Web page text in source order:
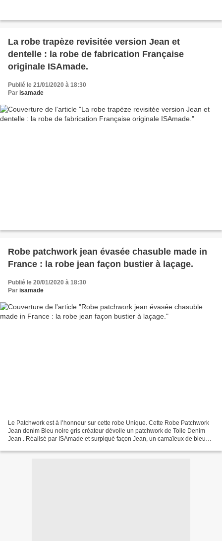
La robe trapèze revisitée version Jean et
dentelle : la robe de fabrication Française
originale ISAmade.
Publié le 21/01/2020 à 18:30
Par isamade
Robe patchwork jean évasée chasuble made in
France : la robe jean façon bustier à laçage.
Publié le 20/01/2020 à 18:30
Par isamade
Le Patchwork est à l’honneur sur cette robe Unique. Cette Robe Patchwork
Jean denim Bleu noire gris créateur dévoile un patchwork de Toile Denim
Jean . Réalisé par ISAmade et surpiqué façon Jean, un camaïeux de bleu